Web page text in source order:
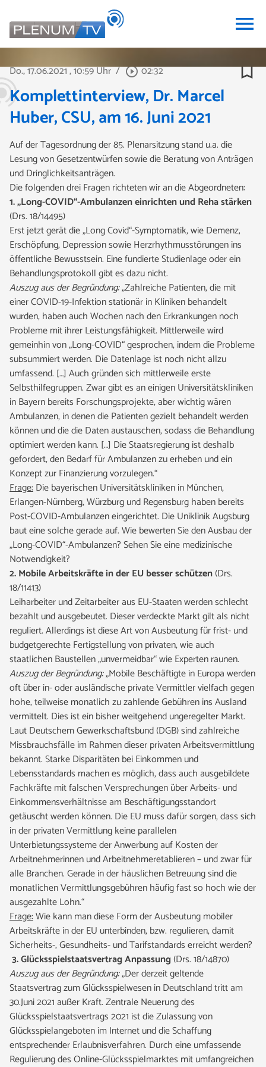
menu
Do., 17.06.2021, 10:59 Uhr / play_circle_outline02:32 bookmark_border
Komplettinterview, Dr. Marcel
Huber, CSU, am 16. Juni 2021
Auf der Tagesordnung der 85. Plenarsitzung stand u.a. die
Lesung von Gesetzentwürfen sowie die Beratung von Anträgen
und Dringlichkeitsanträgen.
Die folgenden drei Fragenrichteten wir an die Abgeordneten:
1. „Long-COVID“-Ambulanzen einrichten und Reha stärken
(Drs. 18/14495)
Erst jetzt gerät die „Long Covid“-Symptomatik, wie Demenz,
Erschöpfung, Depression sowie Herzrhythmusstörungen ins
öffentliche Bewusstsein. Eine fundierte Studienlage oder ein
Behandlungsprotokoll gibt es dazu nicht.
Auszug aus der Begründung:„Zahlreiche Patienten, die mit
einer COVID-19-Infektion stationär in Kliniken behandelt
wurden, haben auch Wochen nach den Erkrankungen noch
Probleme mit ihrer Leistungsfähigkeit. Mittlerweile wird
gemeinhin von „Long-COVID“ gesprochen, indem die Probleme
subsummiert werden. Die Datenlage ist noch nicht allzu
umfassend. […] Auch gründen sich mittlerweile erste
Selbsthilfegruppen. Zwar gibt es an einigen Universitätskliniken
in Bayern bereits Forschungsprojekte, aber wichtig wären
Ambulanzen, in denen die Patienten gezielt behandelt werden
können und die die Daten austauschen, sodass die Behandlung
optimiert werden kann. […] Die Staatsregierung ist deshalb
gefordert, den Bedarf für Ambulanzen zu erheben und ein
Konzept zur Finanzierung vorzulegen.“
Frage:Die bayerischen Universitätskliniken in München,
Erlangen-Nürnberg, Würzburg und Regensburg haben bereits
Post-COVID-Ambulanzen eingerichtet. Die Uniklinik Augsburg
baut eine solche gerade auf. Wie bewerten Sie den Ausbau der
„Long-COVID“-Ambulanzen? Sehen Sie eine medizinische
Notwendigkeit?
2. Mobile Arbeitskräfte in der EU besser schützen(Drs.
18/11413)
Leiharbeiter und Zeitarbeiter aus EU-Staaten werden schlecht
bezahlt und ausgebeutet. Dieser verdeckte Markt gilt als nicht
reguliert. Allerdings ist diese Art von Ausbeutung für frist- und
budgetgerechte Fertigstellung von privaten, wie auch
staatlichen Baustellen „unvermeidbar“ wie Experten raunen.
Auszug der Begründung:„Mobile Beschäftigte in Europa werden
oft über in- oder ausländische private Vermittler vielfach gegen
hohe, teilweise monatlich zu zahlende Gebühren ins Ausland
vermittelt. Dies ist ein bisher weitgehend ungeregelter Markt.
Laut Deutschem Gewerkschaftsbund (DGB) sind zahlreiche
Missbrauchsfälle im Rahmen dieser privaten Arbeitsvermittlung
bekannt. Starke Disparitäten bei Einkommen und
Lebensstandards machen es möglich, dass auch ausgebildete
Fachkräfte mit falschen Versprechungen über Arbeits- und
Einkommensverhältnisse am Beschäftigungsstandort
getäuscht werden können. Die EU muss dafür sorgen, dass sich
in der privaten Vermittlung keine parallelen
Unterbietungssysteme der Anwerbung auf Kosten der
Arbeitnehmerinnen und Arbeitnehmeretablieren – und zwar für
alle Branchen. Gerade in der häuslichen Betreuung sind die
monatlichen Vermittlungsgebühren häufig fast so hoch wie der
ausgezahlte Lohn.“
Frage:Wie kann man diese Form der Ausbeutung mobiler
Arbeitskräfte in der EU unterbinden, bzw. regulieren, damit
Sicherheits-, Gesundheits- und Tarifstandards erreicht werden?
3.Glücksspielstaatsvertrag Anpassung(Drs. 18/14870)
Auszug aus der Begründung:„Der derzeit geltende
Staatsvertrag zum Glücksspielwesen in Deutschland tritt am
30.Juni 2021 außer Kraft. Zentrale Neuerung des
Glücksspielstaatsvertrags 2021 ist die Zulassung von
Glücksspielangeboten im Internet und die Schaffung
entsprechender Erlaubnisverfahren. Durch eine umfassende
Regulierung des Online-Glücksspielmarktes mit umfangreichen